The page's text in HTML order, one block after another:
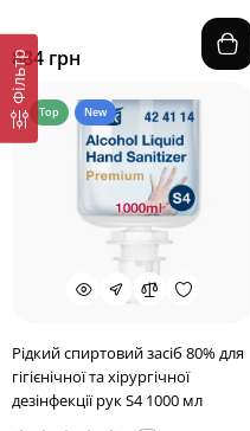
Фільтр
884 грн
Top New
Рідкий спиртовий засіб 80% для
гігієнічної та хірургічної
дезінфекції рук S4 1000 мл